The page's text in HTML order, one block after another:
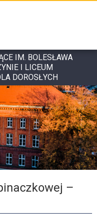
IM. BOLESŁAWA
I LICEUM
DOROSŁYCH
–